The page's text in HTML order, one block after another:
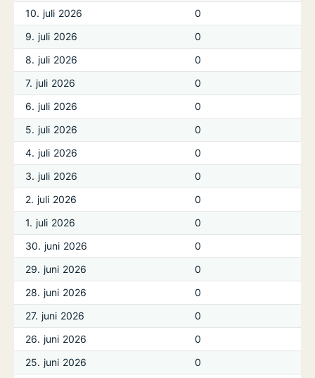
10. juli 2026
0
9. juli 2026
0
8. juli 2026
0
7. juli 2026
0
6. juli 2026
0
5. juli 2026
0
4. juli 2026
0
3. juli 2026
0
2. juli 2026
0
1. juli 2026
0
30. juni 2026
0
29. juni 2026
0
28. juni 2026
0
27. juni 2026
0
26. juni 2026
0
25. juni 2026
0